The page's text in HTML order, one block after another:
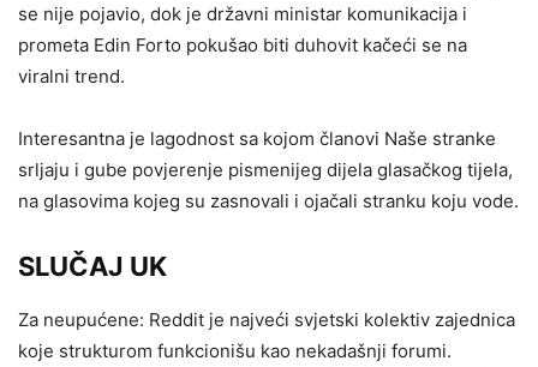
se nije pojavio, dok je državni ministar komunikacija i
prometa Edin Forto pokušao biti duhovit kačeći se na
viralni trend.
Interesantna je lagodnost sa kojom članovi Naše stranke
srljaju i gube povjerenje pismenijeg dijela glasačkog tijela,
na glasovima kojeg su zasnovali i ojačali stranku koju vode.
SLUČAJ UK
Za neupućene: Reddit je najveći svjetski kolektiv zajednica
koje strukturom funkcionišu kao nekadašnji forumi.